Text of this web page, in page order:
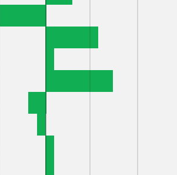
УЛ.ЗЕМСКАЯ,